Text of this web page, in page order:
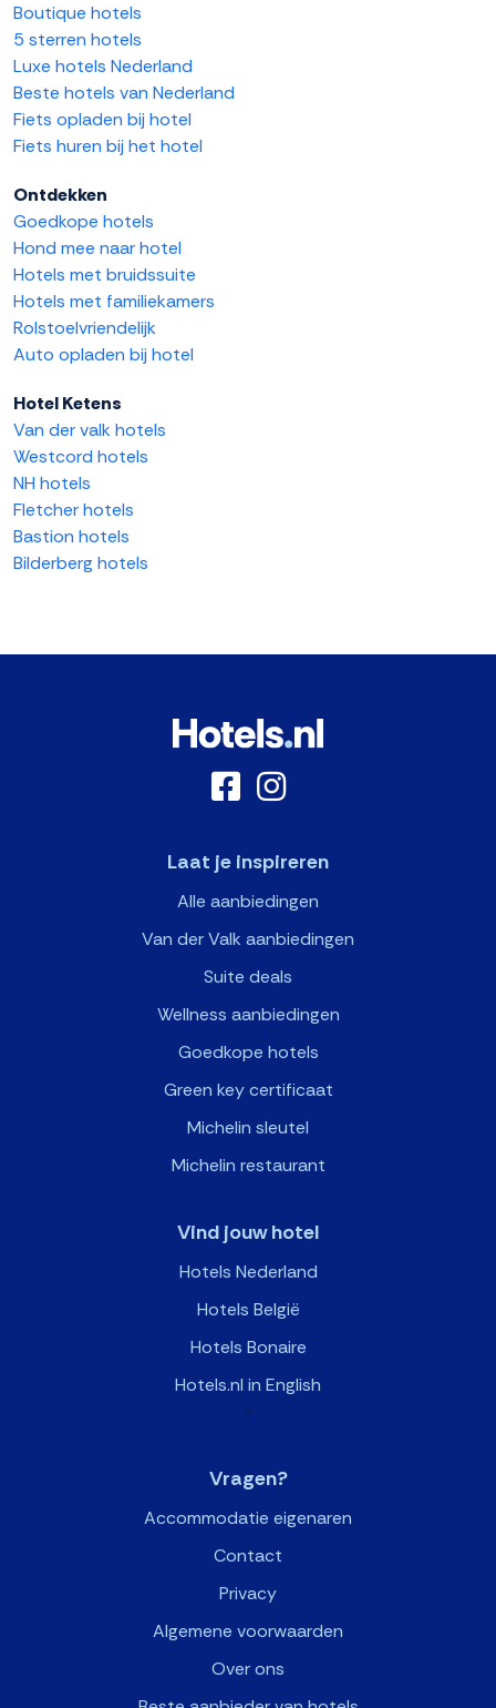
Boutique hotels
5 sterren hotels
Luxe hotels Nederland
Beste hotels van Nederland
Fiets opladen bij hotel
Fiets huren bij het hotel
Ontdekken
Goedkope hotels
Hond mee naar hotel
Hotels met bruidssuite
Hotels met familiekamers
Rolstoelvriendelijk
Auto opladen bij hotel
Hotel Ketens
Van der valk hotels
Westcord hotels
NH hotels
Fletcher hotels
Bastion hotels
Bilderberg hotels
Laat je inspireren
Alle aanbiedingen
Van der Valk aanbiedingen
Suite deals
Wellness aanbiedingen
Goedkope hotels
Green key certificaat
Michelin sleutel
Michelin restaurant
Vind jouw hotel
Hotels Nederland
Hotels België
Hotels Bonaire
Hotels.nl in English
>
Vragen?
Accommodatie eigenaren
Contact
Privacy
Algemene voorwaarden
Over ons